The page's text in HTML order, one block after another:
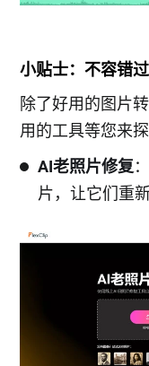
小贴士：不容错
除了好用的图片
用的工具等您来探
AI老照片修复
片，让它们重